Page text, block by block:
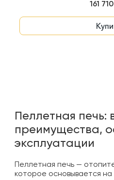
Пеллетная печь:
преимущества,
эксплуатации
Пеллетная печь —
которое основывается на
161